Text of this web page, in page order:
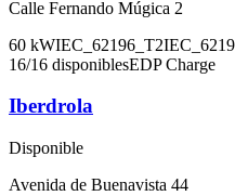
Calle Fernando Múgica 2
60 kWIEC_62196_T2
16/16 disponiblesEDP Charge
Iberdrola
Disponible
Avenida de Buenavista 44